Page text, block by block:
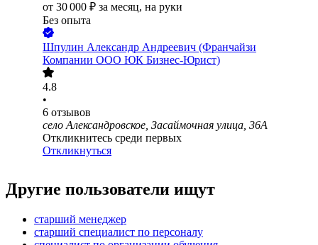
от 30 000 ₽ за месяц, на руки
Без опыта
Шпулин Александр Андреевич (Франчайзи
Компании ООО ЮК Бизнес-Юрист)
4.8
•
6 отзывов
село Александровское, Засаймочная улица, 36А
Откликнитесь среди первых
Откликнуться
Другие пользователи ищут
старший менеджер
старший специалист по персоналу